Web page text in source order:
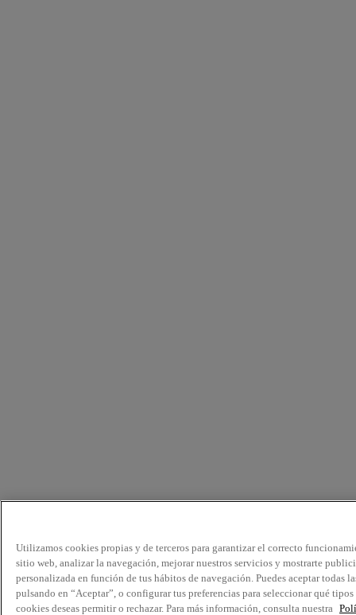
Utilizamos cookies propias y de terceros para garantizar el correcto
sitio web, analizar la navegación, mejorar nuestros servicios y mostrarte
personalizada en función de tus hábitos de navegación. Puedes aceptar todas
pulsando en “Aceptar”, o configurar tus preferencias para seleccionar qué tipos
cookies deseas permitir o rechazar. Para más información, consulta nuestra